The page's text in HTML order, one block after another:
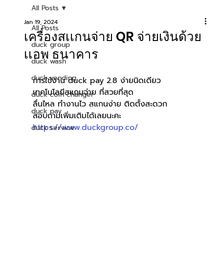
All Posts
duck group
duck wash
duck vending
duck coin changer
duck pay
duck service
All Posts
เครื่องสเเกนจ่าย QR จ่ายเงินด้วย
เเอพ ธนาคาร
Jan 19, 2024
การใช้งาน duck pay 2.8 ง่ายนิดเดียว
เทคโนโลยีสแกนจ่าย ที่สวยที่สุด
ลื่นไหล ทำงานไว สแกนง่าย ติดตั้งสะดวก
สอบถามเพิ่มเติมได้เลยนะคะ
https://www.duckgroup.co/